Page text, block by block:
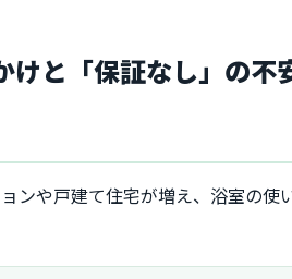
けと「保証なし」の不
ンや戸建て住宅が増え、浴室の